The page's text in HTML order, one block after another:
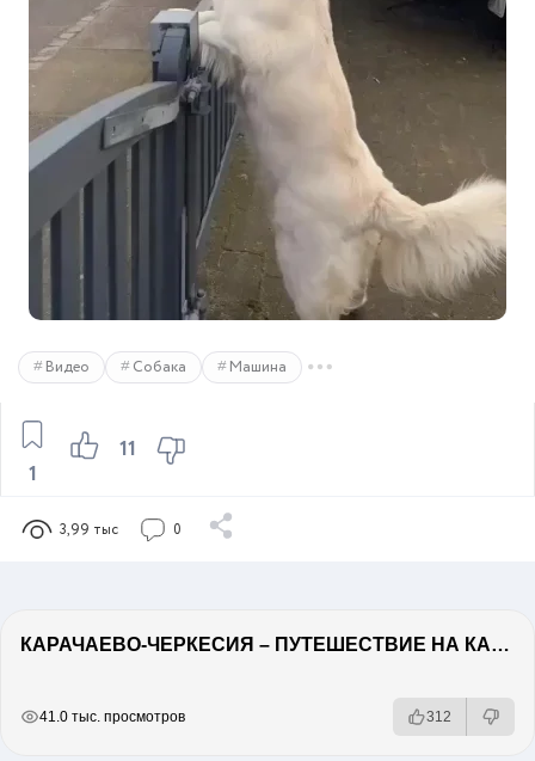
11
1
Видео Собака Машина
3,99 тыс 0
КАРАЧАЕВО-ЧЕРКЕСИЯ – ПУТЕШЕСТВИЕ НА КАВКАЗ часть 2
41.0 тыс. просмотров 312